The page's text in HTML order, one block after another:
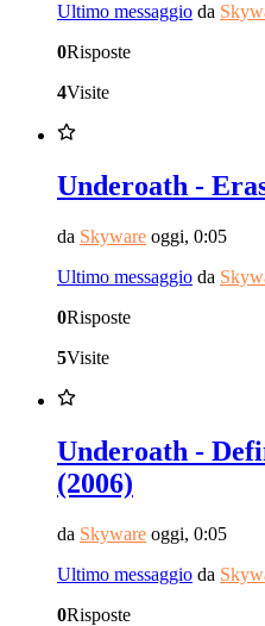
Ultimo messaggio da
0Risposte
4Visite
Underoath -
da Skyware oggi, 0:05
Ultimo messaggio da
0Risposte
5Visite
Underoath -
(2006)
da Skyware oggi, 0:05
Ultimo messaggio da
0Risposte